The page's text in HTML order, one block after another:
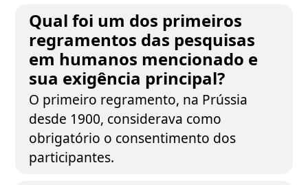
Qual foi um dos primeiros
regramentos das pesquisas
em humanos mencionado e
sua exigência principal?
O primeiro regramento, na Prússia
desde 1900, considerava como
obrigatório o consentimento dos
participantes.